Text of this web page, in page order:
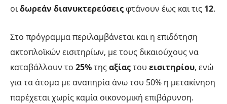
οιδωρεάν διανυκτερεύσεις φτάνουν έως και τις 12.
Στο πρόγραμμα περιλαμβάνεται και η επιδότηση
ακτοπλοϊκών εισιτηρίων, με τους δικαιούχους να
καταβάλλουν το 25%της αξίαςτου εισιτηρίου, ενώ
για τα άτομα με αναπηρία άνω του 50% η μετακίνηση
παρέχεται χωρίς καμία οικονομική επιβάρυνση.